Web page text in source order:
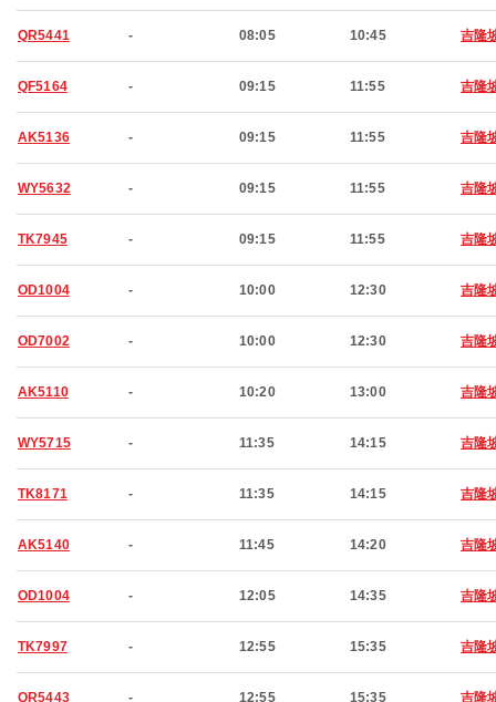
QR5441 - 08:05 10:45 吉隆
QF5164 - 09:15 11:55 吉隆
AK5136 - 09:15 11:55 吉隆
WY5632 - 09:15 11:55 吉隆
TK7945 - 09:15 11:55 吉隆
OD1004 - 10:00 12:30 吉隆
OD7002 - 10:00 12:30 吉隆
AK5110 - 10:20 13:00 吉隆
WY5715 - 11:35 14:15 吉隆
TK8171 - 11:35 14:15 吉隆
AK5140 - 11:45 14:20 吉隆
OD1004 - 12:05 14:35 吉隆
TK7997 - 12:55 15:35 吉隆
QR5443 - 12:55 15:35 吉隆